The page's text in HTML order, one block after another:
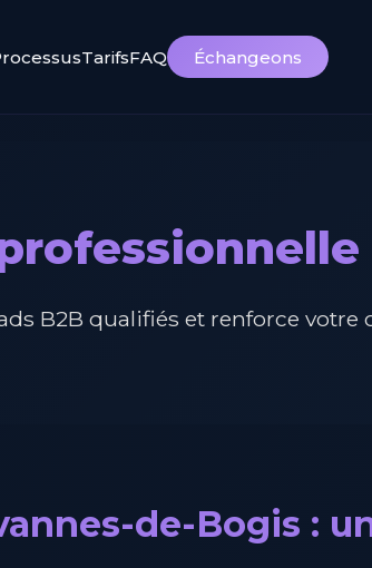
TarifsFAQ Échangeons
B2B qualifiés et renforce
de-Bogis :